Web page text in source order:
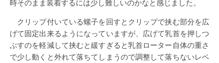
時そのまま装着するには少し難しいのかなと感じました。
クリップ付いている螺子を回すとクリップで挟む部分を広
げて固定出来るようになっていますが、広げて乳首を押しつ
ぶすのを軽減して挟むと緩すぎると乳首ローター自体の重さ
で少し動くと外れて落ちてしまうので調整して落ちないレベ